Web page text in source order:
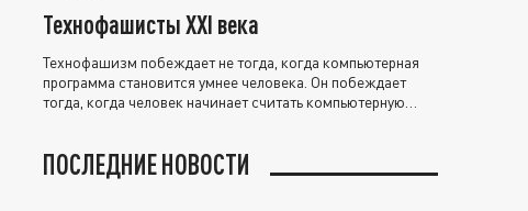
Технофашисты XXI века
Технофашизм побеждает не тогда, когда компьютерная
программа становится умнее человека. Он побеждает
тогда, когда человек начинает считать компьютерную
ПОСЛЕДНИЕ НОВОСТИ